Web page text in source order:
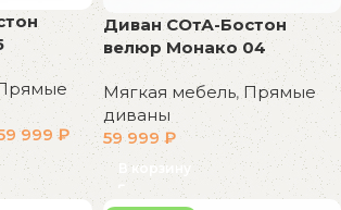
999₽
Диван СОтА-Бостон
велюр Монако 04
Мягкая мебель, Прямые
диваны
59 999₽
В корзину